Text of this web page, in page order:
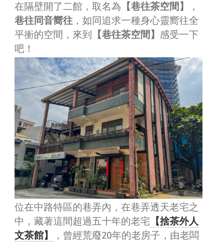
在隔壁開了二館，取名為 【巷往茶空間】
，
巷往同音嚮往 ，如同追求一種身心靈嚮往全
平衝的空間，來到
【巷往茶空間】 感受一下
吧！
位在中路特區的巷弄內，在巷弄透天老宅之
中，藏著這間超過五十年的老宅 【捨茶外人
文茶館】
，曾經荒廢20年的老房子，由老闆